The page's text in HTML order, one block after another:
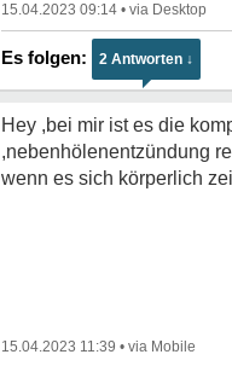
15.04.2023 09:14 •
2 Antworten ↓
Hey ,bei mir ist es die
,nebenhölenentzündung
wenn es sich körperlich
15.04.2023 11:39 •